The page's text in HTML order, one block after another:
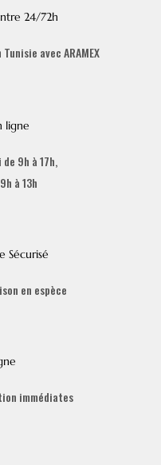
24/72h
avec ARAMEX
ligne
9h à 17h,
à 13h
Sécurisé
en espèce
immédiates